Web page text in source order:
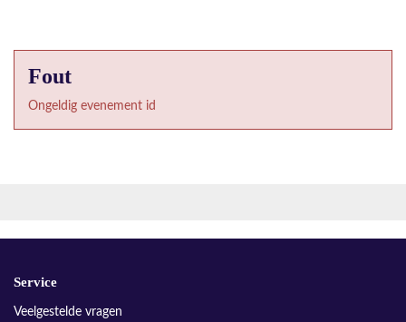
Fout
Ongeldig evenement id
Service
Veelgestelde vragen